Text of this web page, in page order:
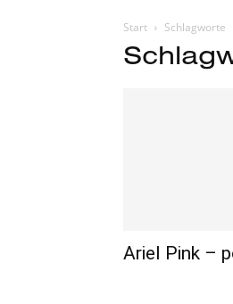
Start Schlagworte
Ariel Pink –